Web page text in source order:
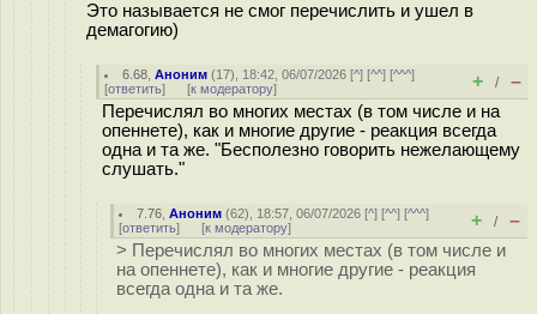
Это называется не смог перечислить и ушел в
демагогию)
6.68 ,Аноним (17), 18:42, 06/07/2026 [^] [^^] [^^^]
[ответить] [к модератору] + / –
Перечислял во многих местах (в том числе и на
опеннете), как и многие другие - реакция всегда
одна и та же. "Бесполезно говорить нежелающему
слушать."
7.76 ,Аноним (62), 18:57, 06/07/2026 [^] [^^] [^^^]
[ответить] [к модератору] + / –
> Перечислял во многих местах (в том числе и
на опеннете), как и многие другие - реакция
всегда одна и та же.